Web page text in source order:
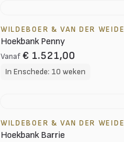
WILDEBOER & VAN DER WEIDE
Hoekbank Penny
Vanaf € 1.521,00
In Enschede: 10 weken
WILDEBOER & VAN DER WEIDE
Hoekbank Barrie